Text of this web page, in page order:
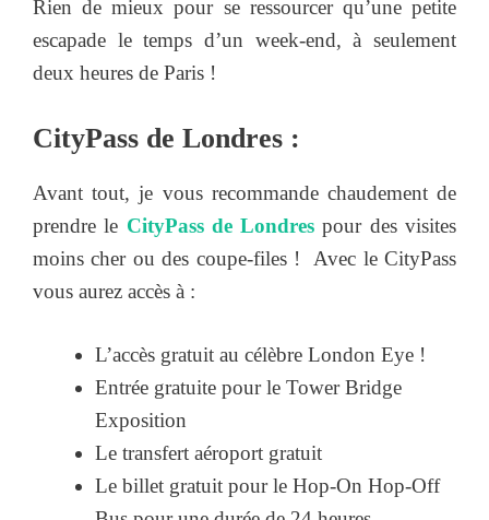
Rien de mieux pour se ressourcer qu’une petite
escapade le temps d’un week-end, à seulement
deux heures de Paris !
CityPass de Londres :
Avant tout, je vous recommande chaudement de
prendre le CityPass de Londres pour des visites
moins cher ou des coupe-files ! Avec le CityPass
vous aurez accès à :
L’accès gratuit au célèbre London Eye !
Entrée gratuite pour le Tower Bridge
Exposition
Le transfert aéroport gratuit
Le billet gratuit pour le Hop-On Hop-Off